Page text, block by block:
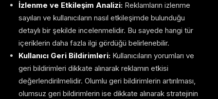
İzlenme ve Etkileşim Analizi: Reklamların izlenme
sayıları ve kullanıcıların nasıl etkileşimde bulunduğu
detaylı bir şekilde incelenmelidir. Bu sayede hangi tür
içeriklerin daha fazla ilgi gördüğü belirlenebilir.
Kullanıcı Geri Bildirimleri: Kullanıcıların yorumları ve
geri bildirimleri dikkate alınarak reklamın etkisi
değerlendirilmelidir. Olumlu geri bildirimlerin artırılması,
olumsuz geri bildirimlerin ise dikkate alınarak stratejinin